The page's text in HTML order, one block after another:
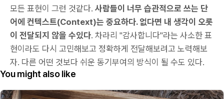
모든 표현이 그런 것같다. 사람들이 너무 습관적으로 쓰는 단
어에 컨텍스트(Context)는 중요하다. 없다면 내 생각이 오롯
이 전달되지 않을 수있다. 차라리 "감사합니다"라는 사소한 표
현이라도 다시 고민해보고 정확하게 전달해보려고 노력해보
자. 다른 어떤 것보다 쉬운 동기부여의 방식이 될 수도 있다.
You might also like